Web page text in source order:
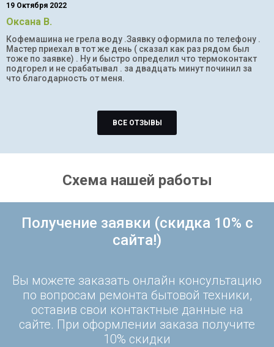
19 Октября 2022
Оксана В.
Кофемашина не грела воду .Заявку оформила по телефону .
Мастер приехал в тот же день ( сказал как раз рядом был
тоже по заявке) . Ну и быстро определил что термоконтакт
подгорел и не срабатывал . за двадцать минут починил за
что благодарность от меня.
ВСЕ ОТЗЫВЫ
Схема нашей работы
Получение заявки (скидка 10% с
сайта!)
Вы можете заказать онлайн консультацию
по вопросам ремонта бытовой техники,
оставив свои контактные данные на
сайте. При оформлении заказа получите
10% скидки